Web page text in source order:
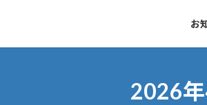
お
2026